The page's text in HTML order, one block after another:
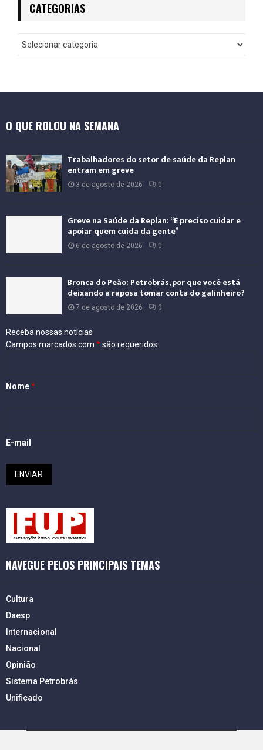
CATEGORIAS
O QUE ROLOU NA SEMANA
Trabalhadores do setor de saúde da Replan
entram em greve
3 de agosto de 2026 0
Greve na Saúde da Replan: “É preciso cuidar e
apoiar quem cuida da gente”
6 de agosto de 2026 0
Bronca do Peão: Petrobrás, por que você está
deixando a raposa tomar conta do galinheiro?
7 de agosto de 2026 0
Receba nossas notícias
Campos marcados com *são requeridos
Nome*
E-mail
NAVEGUE PELOS PRINCIPAIS TEMAS
Cultura
Daesp
Internacional
Nacional
Opinião
Sistema Petrobrás
Unificado